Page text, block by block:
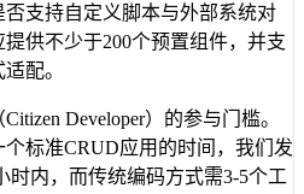
支持自定义脚本与外部系统对
供不少于200个预置组件，并支
配。
Developer）的参与门槛。
标准CRUD应用的时间，我们发
时内，而传统编码方式需3-5个工